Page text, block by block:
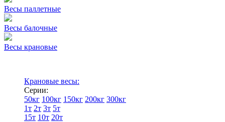
Весы паллетные
Весы балочные
Весы крановые
Крановые весы:
Серии:
50кг 100кг 150кг 200кг 300кг
1т 2т 3т 5т
15т 10т 20т